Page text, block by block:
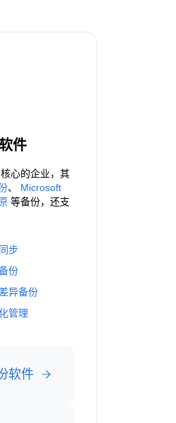
件
心的企业，其
、 Microsoft
等备份，还支
步
份
异备份
管理
软件